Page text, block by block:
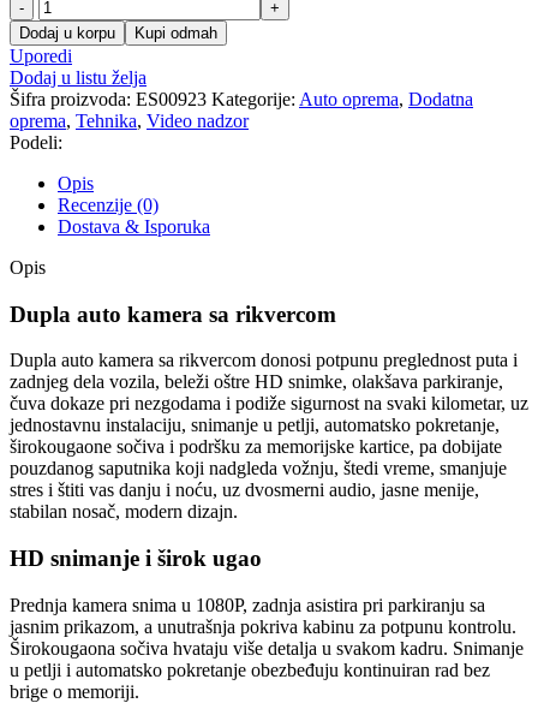
auto
kamera
sa
rikvercom
količina
Dodaj u korpu Kupi odmah
Uporedi
Dodaj u listu želja
Šifra proizvoda: ES00923 Kategorije: Auto oprema, Dodatna
oprema, Tehnika, Video nadzor
Podeli:
Opis
Recenzije (0)
Dostava & Isporuka
Opis
Dupla auto kamera sa rikvercom
Dupla auto kamera sa rikvercom donosi potpunu preglednost puta i
zadnjeg dela vozila, beleži oštre HD snimke, olakšava parkiranje,
čuva dokaze pri nezgodama i podiže sigurnost na svaki kilometar, uz
jednostavnu instalaciju, snimanje u petlji, automatsko pokretanje,
širokougaone sočiva i podršku za memorijske kartice, pa dobijate
pouzdanog saputnika koji nadgleda vožnju, štedi vreme, smanjuje
stres i štiti vas danju i noću, uz dvosmerni audio, jasne menije,
stabilan nosač, modern dizajn.
HD snimanje i širok ugao
Prednja kamera snima u 1080P, zadnja asistira pri parkiranju sa
jasnim prikazom, a unutrašnja pokriva kabinu za potpunu kontrolu.
Širokougaona sočiva hvataju više detalja u svakom kadru. Snimanje
u petlji i automatsko pokretanje obezbeđuju kontinuiran rad bez
brige o memoriji.